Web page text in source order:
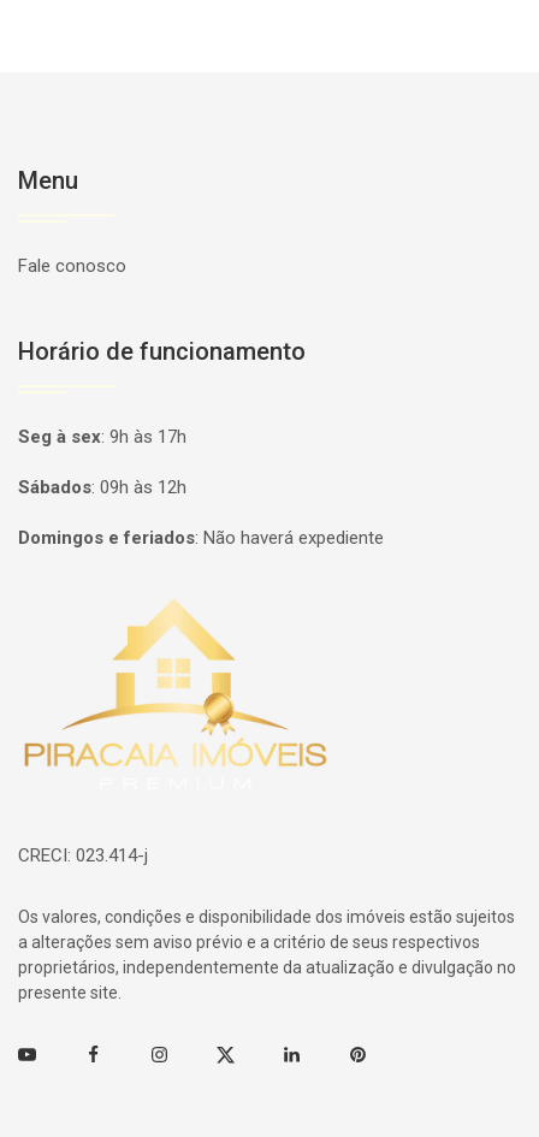
Menu
Fale conosco
Horário de funcionamento
Seg à sex: 9h às 17h
Sábados: 09h às 12h
Domingos e feriados: Não haverá expediente
Página inicial
CRECI: 023.414-j
Os valores, condições e disponibilidade dos imóveis estão sujeitos
a alterações sem aviso prévio e a critério de seus respectivos
proprietários, independentemente da atualização e divulgação no
presente site.
Youtube FacebookInstagramTwitter Linkedin Pinterest